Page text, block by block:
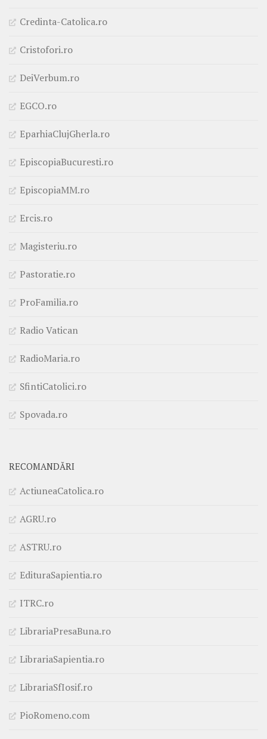
Credinta-Catolica.ro
Cristofori.ro
DeiVerbum.ro
EGCO.ro
EparhiaClujGherla.ro
EpiscopiaBucuresti.ro
EpiscopiaMM.ro
Ercis.ro
Magisteriu.ro
Pastoratie.ro
ProFamilia.ro
Radio Vatican
RadioMaria.ro
SfintiCatolici.ro
Spovada.ro
RECOMANDĂRI
ActiuneaCatolica.ro
AGRU.ro
ASTRU.ro
EdituraSapientia.ro
ITRC.ro
LibrariaPresaBuna.ro
LibrariaSapientia.ro
LibrariaSfIosif.ro
PioRomeno.com